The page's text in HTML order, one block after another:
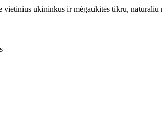
ūkininkus ir mėgaukitės tikru, natūraliu